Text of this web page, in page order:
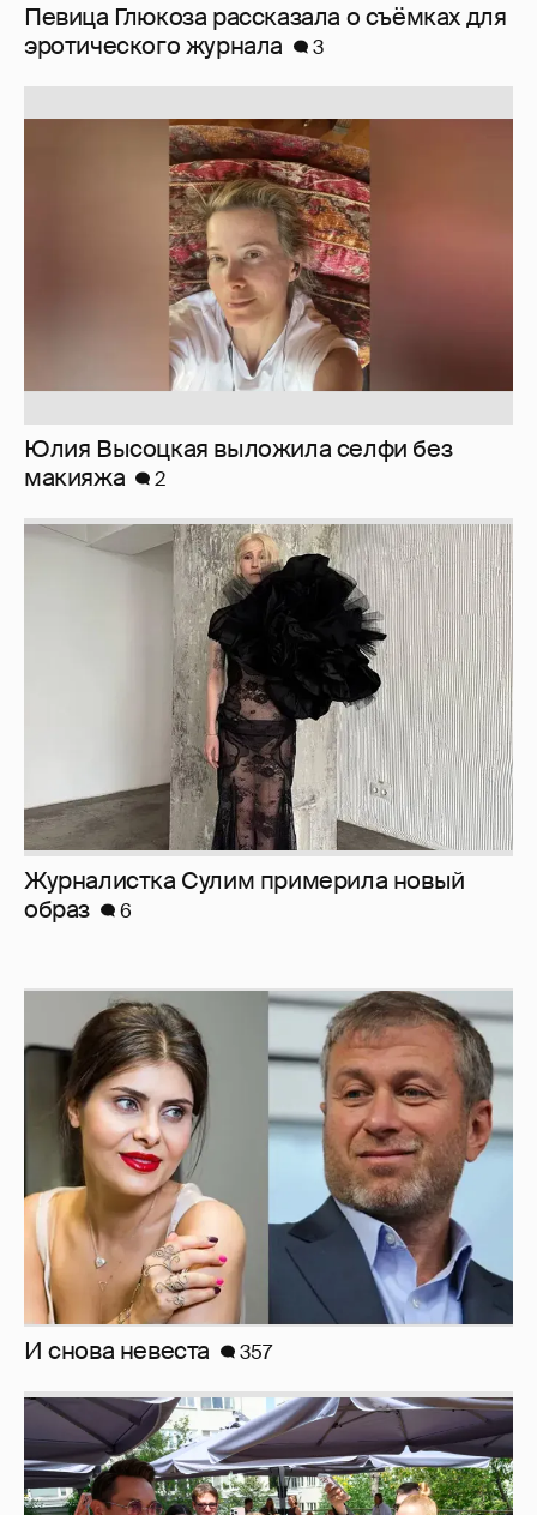
Певица Глюкоза рассказала о съёмках для
эротического журнала
3
Юлия Высоцкая выложила селфи без
макияжа
2
Журналистка Сулим примерила новый
образ
6
И снова невеста 357